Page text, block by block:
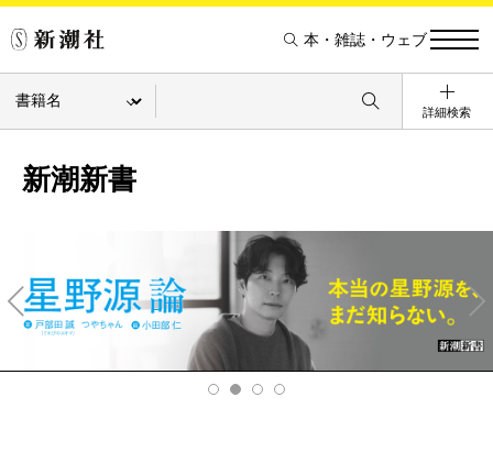
本・雑誌・ウェブ
詳細検索
新潮新書
v
Ne
xt